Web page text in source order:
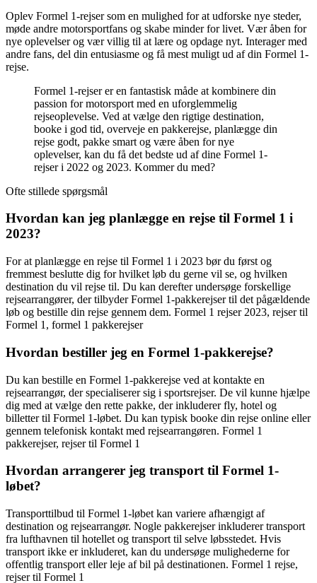
Oplev Formel 1-rejser som en mulighed for at udforske nye steder,
møde andre motorsportfans og skabe minder for livet. Vær åben for
nye oplevelser og vær villig til at lære og opdage nyt. Interager med
andre fans, del din entusiasme og få mest muligt ud af din Formel 1-
rejse.
Formel 1-rejser er en fantastisk måde at kombinere din
passion for motorsport med en uforglemmelig
rejseoplevelse. Ved at vælge den rigtige destination,
booke i god tid, overveje en pakkerejse, planlægge din
rejse godt, pakke smart og være åben for nye
oplevelser, kan du få det bedste ud af dine Formel 1-
rejser i 2022 og 2023. Kommer du med?
Ofte stillede spørgsmål
Hvordan kan jeg planlægge en rejse til Formel 1 i
2023?
For at planlægge en rejse til Formel 1 i 2023 bør du først og
fremmest beslutte dig for hvilket løb du gerne vil se, og hvilken
destination du vil rejse til. Du kan derefter undersøge forskellige
rejsearrangører, der tilbyder Formel 1-pakkerejser til det pågældende
løb og bestille din rejse gennem dem. Formel 1 rejser 2023, rejser til
Formel 1, formel 1 pakkerejser
Hvordan bestiller jeg en Formel 1-pakkerejse?
Du kan bestille en Formel 1-pakkerejse ved at kontakte en
rejsearrangør, der specialiserer sig i sportsrejser. De vil kunne hjælpe
dig med at vælge den rette pakke, der inkluderer fly, hotel og
billetter til Formel 1-løbet. Du kan typisk booke din rejse online eller
gennem telefonisk kontakt med rejsearrangøren. Formel 1
pakkerejser, rejser til Formel 1
Hvordan arrangerer jeg transport til Formel 1-
løbet?
Transporttilbud til Formel 1-løbet kan variere afhængigt af
destination og rejsearrangør. Nogle pakkerejser inkluderer transport
fra lufthavnen til hotellet og transport til selve løbsstedet. Hvis
transport ikke er inkluderet, kan du undersøge mulighederne for
offentlig transport eller leje af bil på destinationen. Formel 1 rejse,
rejser til Formel 1